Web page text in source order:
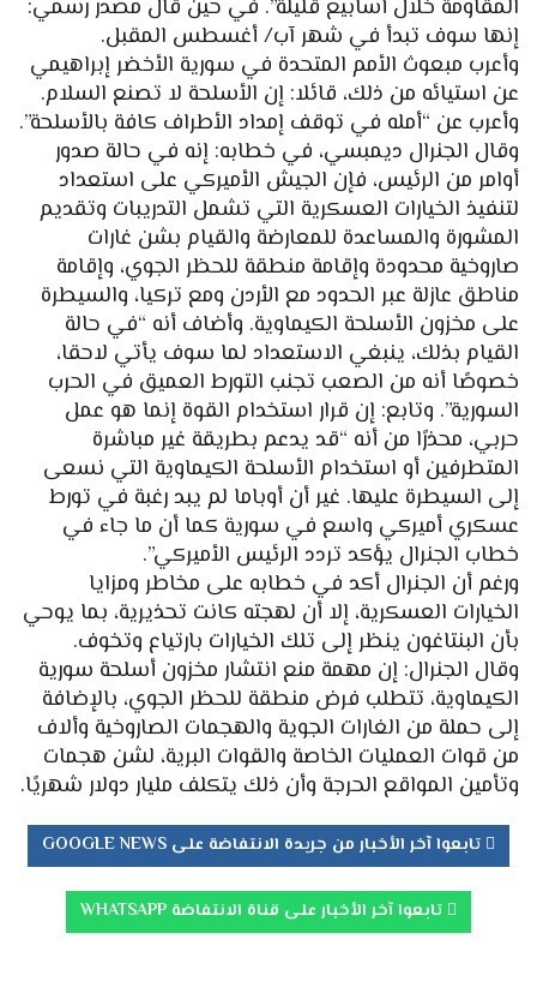
المقاومة خلال أسابيع قليلة”. في حين قال مصدر رسمي:
إنها سوف تبدأ في شهر آب/ أغسطس المقبل.
وأعرب مبعوث الأمم المتحدة في سورية الأخضر إبراهيمي
عن استيائه من ذلك، قائلا: إن الأسلحة لا تصنع السلام.
وأعرب عن “أمله في توقف إمداد الأطراف كافة بالأسلحة”.
وقال الجنرال ديمبسي، في خطابه: إنه في حالة صدور
أوامر من الرئيس، فإن الجيش الأميركي على استعداد
لتنفيذ الخيارات العسكرية التي تشمل التدريبات وتقديم
المشورة والمساعدة للمعارضة والقيام بشن غارات
صاروخية محدودة وإقامة منطقة للحظر الجوي، وإقامة
مناطق عازلة عبر الحدود مع الأردن ومع تركيا، والسيطرة
على مخزون الأسلحة الكيماوية. وأضاف أنه “في حالة
القيام بذلك، ينبغي الاستعداد لما سوف يأتي لاحقا،
خصوصًا أنه من الصعب تجنب التورط العميق في الحرب
السورية”. وتابع: إن قرار استخدام القوة إنما هو عمل
حربي، محذرًا من أنه “قد يدعم بطريقة غير مباشرة
المتطرفين أو استخدام الأسلحة الكيماوية التي نسعى
إلى السيطرة عليها. غير أن أوباما لم يبد رغبة في تورط
عسكري أميركي واسع في سورية كما أن ما جاء في
خطاب الجنرال يؤكد تردد الرئيس الأميركي”.
ورغم أن الجنرال أكد في خطابه على مخاطر ومزايا
الخيارات العسكرية، إلا أن لهجته كانت تحذيرية، بما يوحي
بأن البنتاغون ينظر إلى تلك الخيارات بارتياع وتخوف.
وقال الجنرال: إن مهمة منع انتشار مخزون أسلحة سورية
الكيماوية، تتطلب فرض منطقة للحظر الجوي، بالإضافة
إلى حملة من الغارات الجوية والهجمات الصاروخية وألاف
من قوات العمليات الخاصة والقوات البرية، لشن هجمات
وتأمين المواقع الحرجة وأن ذلك يتكلف مليار دولار شهريًا.
تابعوا آخر الأخبار من جريدة الانتفاضة على GOOGLE NEWS
تابعوا آخر الأخبار على قناة الانتفاضة WHATSAPP